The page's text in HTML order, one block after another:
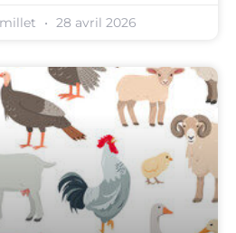
28 avril 2026